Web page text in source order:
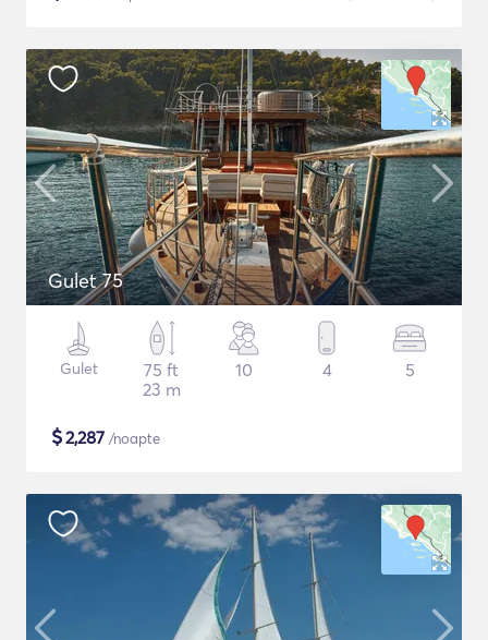
Gulet 75
Gulet
75 ft
23 m
10 4 5
$2,287 /noapte